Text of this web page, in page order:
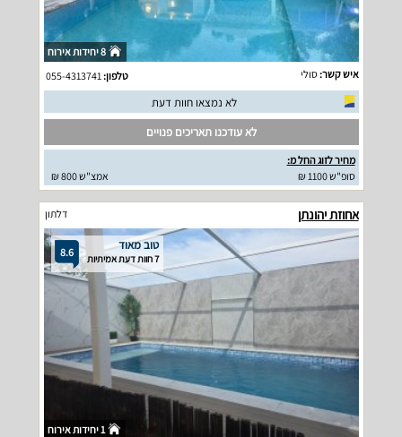
8 יחידות אירוח
איש קשר:סולי טלפון:055-4313741
לא נמצאו חוות דעת
לא עודכנו תאריכים פנויים
מחיר לזוג החל מ:
סופ"ש 1100 ₪
אמצ"ש 800 ₪
אחוזת יהונתן דלתון
8.6 טוב מאוד
7 חוות דעת אמיתיות
1 יחידות אירוח